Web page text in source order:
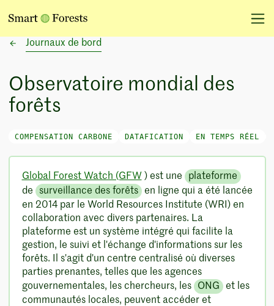
Journaux de bord
Observatoire mondial des
forêts
COMPENSATION CARBONE DATAFICATION EN TEMPS RÉEL
Global Forest Watch (GFW ) est une
plateforme
de
surveillance des forêts en ligne qui a été lancée
en 2014 par le World Resources Institute (WRI) en
collaboration avec divers partenaires. La
plateforme est un système intégré qui facilite la
gestion, le suivi et l'échange d'informations sur les
forêts. Il s'agit d'un centre centralisé où diverses
parties prenantes, telles que les agences
gouvernementales, les chercheurs, les
ONG et les
communautés locales, peuvent accéder et